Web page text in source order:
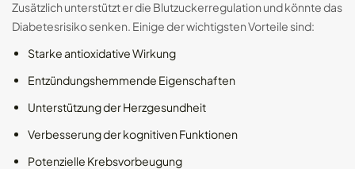
Zusätzlich unterstützt er die Blutzuckerregulation und könnte das
Diabetesrisiko senken. Einige der wichtigsten Vorteile sind:
Starke antioxidative Wirkung
Entzündungshemmende Eigenschaften
Unterstützung der Herzgesundheit
Verbesserung der kognitiven Funktionen
Potenzielle Krebsvorbeugung